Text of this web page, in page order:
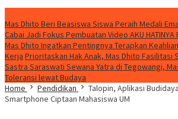
Mas Dhito Beri Beasiswa Siswa Peraih Medali
Cabai Jadi Fokus Pembuatan Video AKU
Mas Dhito Ingatkan Pentingnya Terapkan
Kerja Prioritaskan Hak Anak, Mas Dhito Fasilitasi
Sastra Saraswati Sewana Yatra di Tegowangi,
Toleransi lewat Budaya
Home
Pendidikan
Talopin, Aplikasi
Smartphone Ciptaan Mahasiswa UM